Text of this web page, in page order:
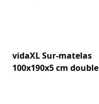
vidaXL Sur-matelas
100x190x5 cm double